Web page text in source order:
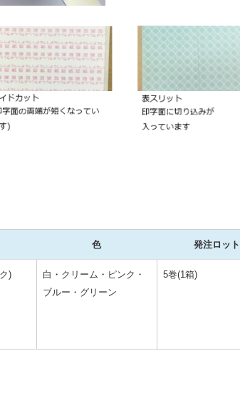
色 発注ロット
)
白・クリーム・ピンク・
ブルー・グリーン
5巻(1箱)